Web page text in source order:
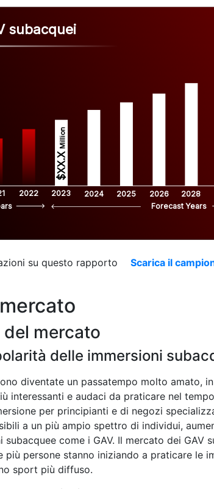
subacquei
2022 2023 2024 2025 2026 2028
$XX.X
Million
Forecast Years
su questo rapporto Scarica il
mercato
delle immersioni
diventate un passatempo molto amato,
interessanti e audaci da praticare nel
per principianti e di negozi
a un più ampio spettro di individui,
come i GAV. Il mercato dei GAV
più persone stanno iniziando a praticare le
sport più diffuso.